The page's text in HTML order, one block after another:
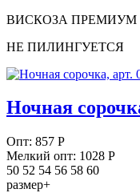
ВИСКОЗА ПРЕМИУМ
НЕ ПИЛИНГУЕТСЯ
Ночная
Опт: 857 Р
Мелкий опт: 1028 Р
50 52 54 56 58 60
размер+